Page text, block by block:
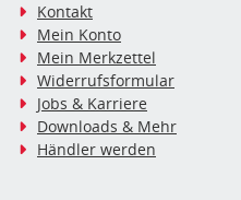
Kontakt
Mein Konto
Mein Merkzettel
Widerrufsformular
Jobs & Karriere
Downloads & Mehr
Händler werden